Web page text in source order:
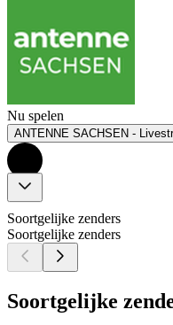
Nu spelen
ANTENNE SACHSEN -
Soortgelijke zenders
Soortgelijke zenders
Soortgelijke